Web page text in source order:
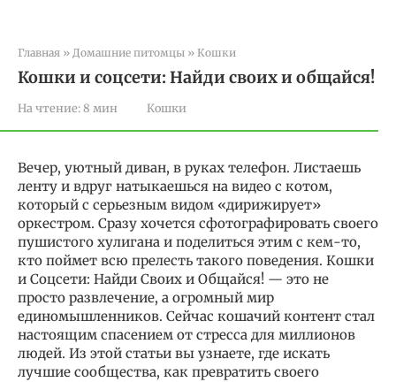
Главная » Домашние питомцы » Кошки
Кошки и соцсети: Найди своих и общайся!
На чтение:8 мин Кошки
Вечер, уютный диван, в руках телефон. Листаешь
ленту и вдруг натыкаешься на видео с котом,
который с серьезным видом «дирижирует»
оркестром. Сразу хочется сфотографировать своего
пушистого хулигана и поделиться этим с кем-то,
кто поймет всю прелесть такого поведения. Кошки
и Соцсети: Найди Своих и Общайся! — это не
просто развлечение, а огромный мир
единомышленников. Сейчас кошачий контент стал
настоящим спасением от стресса для миллионов
людей. Из этой статьи вы узнаете, где искать
лучшие сообщества, как превратить своего